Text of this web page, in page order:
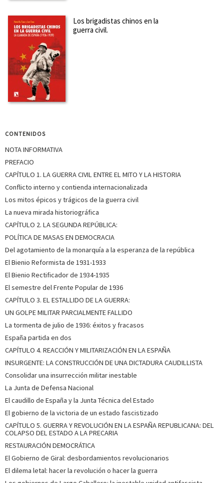
Los brigadistas chinos en la
guerra civil.
CONTENIDOS
NOTA INFORMATIVA
PREFACIO
CAPÍTULO 1. LA GUERRA CIVIL ENTRE EL MITO Y LA HISTORIA
Conflicto interno y contienda internacionalizada
Los mitos épicos y trágicos de la guerra civil
La nueva mirada historiográfica
CAPÍTULO 2. LA SEGUNDA REPÚBLICA:
POLÍTICA DE MASAS EN DEMOCRACIA
Del agotamiento de la monarquía a la esperanza de la república
El Bienio Reformista de 1931-1933
El Bienio Rectificador de 1934-1935
El semestre del Frente Popular de 1936
CAPÍTULO 3. EL ESTALLIDO DE LA GUERRA:
UN GOLPE MILITAR PARCIALMENTE FALLIDO
La tormenta de julio de 1936: éxitos y fracasos
España partida en dos
CAPÍTULO 4. REACCIÓN Y MILITARIZACIÓN EN LA ESPAÑA
INSURGENTE: LA CONSTRUCCIÓN DE UNA DICTADURA CAUDILLISTA
Consolidar una insurrección militar inestable
La Junta de Defensa Nacional
El caudillo de España y la Junta Técnica del Estado
El gobierno de la victoria de un estado fascistizado
CAPÍTULO 5. GUERRA Y REVOLUCIÓN EN LA ESPAÑA REPUBLICANA: DEL
COLAPSO DEL ESTADO A LA PRECARIA
RESTAURACIÓN DEMOCRÁTICA
El Gobierno de Giral: desbordamientos revolucionarios
El dilema letal: hacer la revolución o hacer la guerra